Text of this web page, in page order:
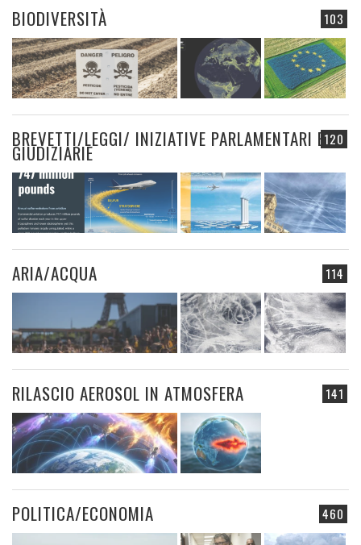
103
BIODIVERSITÀ
120
BREVETTI/LEGGI/ INIZIATIVE PARLAMENTARI E
GIUDIZIARIE
114
ARIA/ACQUA
141
RILASCIO AEROSOL IN ATMOSFERA
460
POLITICA/ECONOMIA